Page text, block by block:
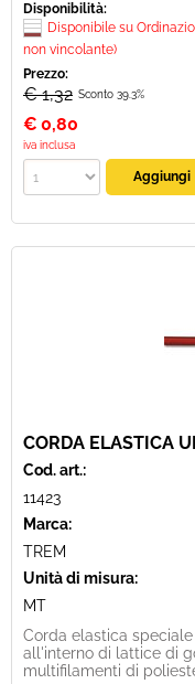
Disponibilità:
Disponibile su
non vincolante)
Prezzo:
€ 1,32 Sconto 39.3%
€ 0,80
iva inclusa
CORDA ELASTICA
Cod. art.:
11423
Marca:
TREM
Unità di misura:
MT
Corda elastica
all'interno di lattice di
multifilamenti di